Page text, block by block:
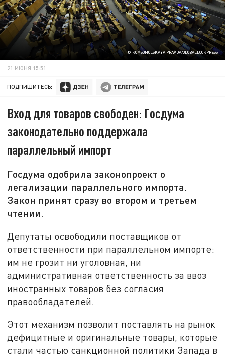
© KOMSOMOLSKAYA PRAVDA/GLOBALLOOKPRESS
21 ИЮНЯ 15:51
ПОДПИШИТЕСЬ:
Вход для товаров свободен: Госдума
законодательно поддержала
параллельный импорт
Госдума одобрила законопроект о
легализации параллельного импорта.
Закон принят сразу во втором и третьем
чтении.
Депутаты освободили поставщиков от
ответственности при параллельном импорте:
им не грозит ни уголовная, ни
административная ответственность за ввоз
иностранных товаров без согласия
правообладателей.
Этот механизм позволит поставлять на рынок
дефицитные и оригинальные товары, которые
стали частью санкционной политики Запада в